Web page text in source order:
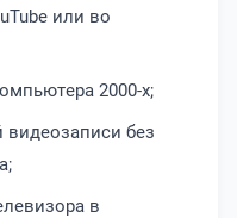
или во
2000-х;
видеозаписи без
в